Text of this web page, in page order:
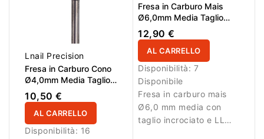
Lnail Precision
Fresa in Carburo Cono
Ø4,0mm Media Taglio
Incrociato LL 12,7mm
10,50 €
AL CARRELLO
Disponibilità: 16
Fresa in Carburo Mais
Ø6,0mm Media Taglio
Incrociato LL 14,5mm
12,90 €
AL CARRELLO
Disponibilità: 7
Disponibile
Fresa in carburo mais
Ø6,0 mm media con
taglio incrociato e LL